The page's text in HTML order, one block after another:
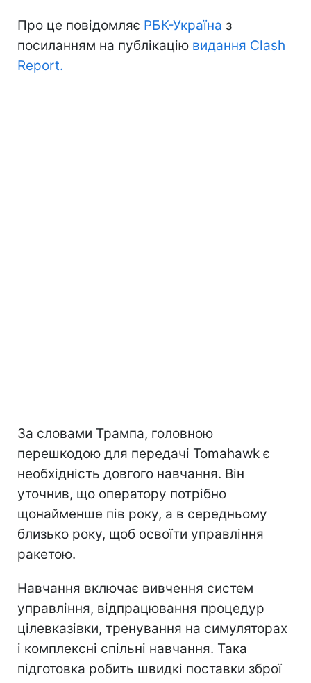
Про це повідомляє РБК-Україна з
посиланням на публікацію видання Clash
Report.
За словами Трампа, головною
перешкодою для передачі Tomahawk є
необхідність довгого навчання. Він
уточнив, що оператору потрібно
щонайменше пів року, а в середньому
близько року, щоб освоїти управління
ракетою.
Навчання включає вивчення систем
управління, відпрацювання процедур
цілевказівки, тренування на симуляторах
і комплексні спільні навчання. Така
підготовка робить швидкі поставки зброї